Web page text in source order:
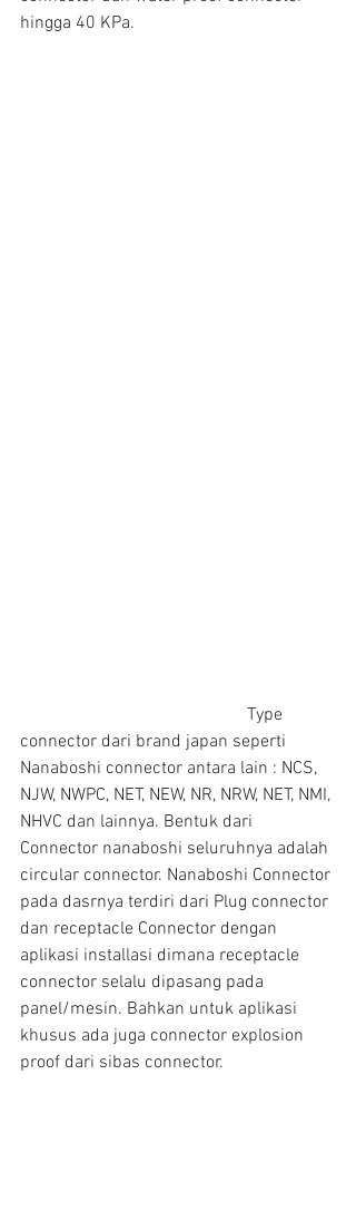
hingga 40 KPa.
connector dari brand japan seperti
Nanaboshi connector antara lain : NCS,
NJW, NWPC, NET, NEW, NR, NRW, NET, NMI,
NHVC dan lainnya. Bentuk dari
Connector nanaboshi seluruhnya adalah
circular connector. Nanaboshi Connector
pada dasrnya terdiri dari Plug connector
dan receptacle Connector dengan
aplikasi installasi dimana receptacle
connector selalu dipasang pada
panel/mesin. Bahkan untuk aplikasi
khusus ada juga connector explosion
proof dari sibas connector.